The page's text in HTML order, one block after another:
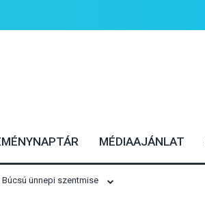
MÉDIAAJÁNLAT
Búcsú ünnepi szentmise